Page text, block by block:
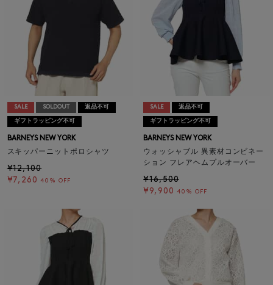
SALE SOLDOUT 返品不可
ギフトラッピング不可
BARNEYS NEW YORK
スキッパーニットポロシャツ
¥12,100
¥7,260 40% OFF
SALE 返品不可
ギフトラッピング不可
BARNEYS NEW YORK
ウォッシャブル 異素材コンビネー
ション フレアヘムプルオーバー
¥16,500
¥9,900 40% OFF